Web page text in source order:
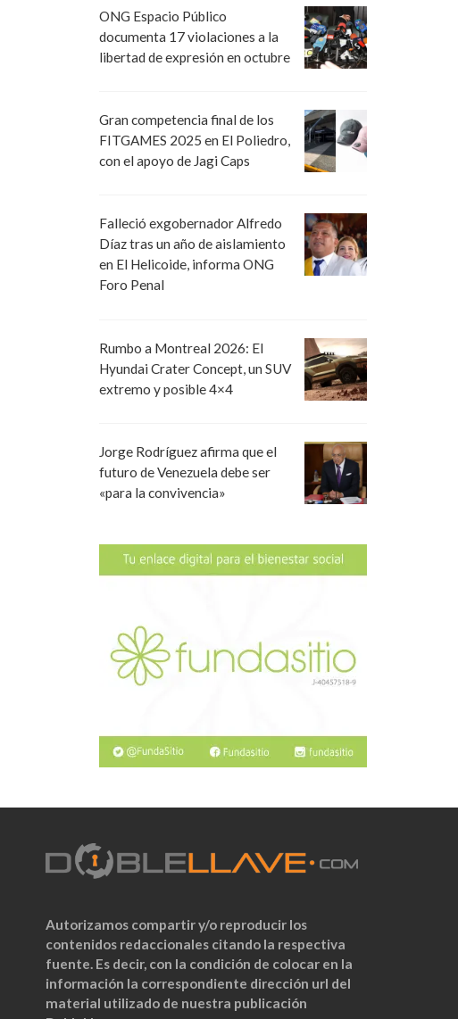
ONG Espacio Público
documenta 17 violaciones a la
libertad de expresión en octubre
Gran competencia final de los
FITGAMES 2025 en El Poliedro,
con el apoyo de Jagi Caps
Falleció exgobernador Alfredo
Díaz tras un año de aislamiento
en El Helicoide, informa ONG
Foro Penal
Rumbo a Montreal 2026: El
Hyundai Crater Concept, un SUV
extremo y posible 4×4
Jorge Rodríguez afirma que el
futuro de Venezuela debe ser
«para la convivencia»
Autorizamos compartir y/o reproducir los
contenidos redaccionales citando la respectiva
fuente. Es decir, con la condición de colocar en la
información la correspondiente dirección url del
material utilizado de nuestra publicación